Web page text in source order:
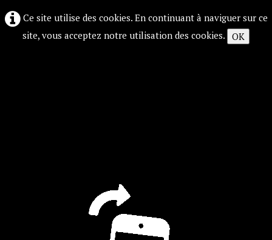
Ce site utilise des cookies. En continuant à naviguer sur ce
site, vous acceptez notre utilisation des cookies. OK